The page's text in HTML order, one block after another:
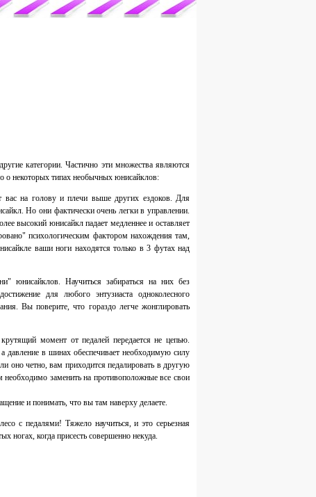
категории. Частично эти множества являются
о некоторых типах необычных юнисайклов:
на голову и плечи выше других ездоков. Для
Но они фактически очень легки в управлении.
высокий юнисайкл падает медленнее и оставляет
психологическим фактором нахождения там,
ваши ноги находятся только в 3 футах над
юнисайклов. Научиться забираться на них без
для любого энтузиаста одноколесного
Вы поверите, что гораздо легче жонглировать
момент от педалей передается не цепью.
давление в шинах обеспечивает необходимую силу
оно четно, вам приходится педалировать в другую
необходимо заменить на противоположные все свои
и понимать, что вы там наверху делаете.
с педалями! Тяжело научиться, и это серьезная
ногах, когда присесть совершенно некуда.